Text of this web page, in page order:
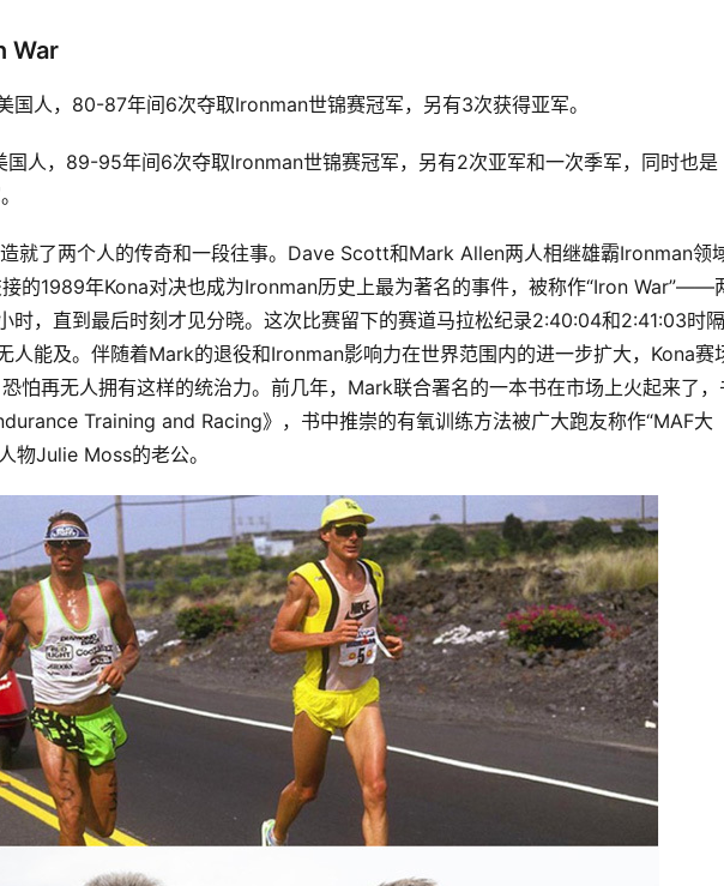
War
人，80-87年间6次夺取Ironman世锦赛冠军，另有3次获得亚军。
人，89-95年间6次夺取Ironman世锦赛冠军，另有2次亚军和一次季军，同时也是
就了两个人的传奇和一段往事。Dave Scott和Mark Allen两人相继雄霸Ironman领
的1989年Kona对决也成为Ironman历史上最为著名的事件，被称作“Iron War”——
时，直到最后时刻才见分晓。这次比赛留下的赛道马拉松纪录2:40:04和2:41:03时
人能及。伴随着Mark的退役和Ironman影响力在世界范围内的进一步扩大，Kona赛
怕再无人拥有这样的统治力。前几年，Mark联合署名的一本书在市场上火起来了，
Training and Racing》，书中推崇的有氧训练方法被广大跑友称作“MAF大
物Julie Moss的老公。